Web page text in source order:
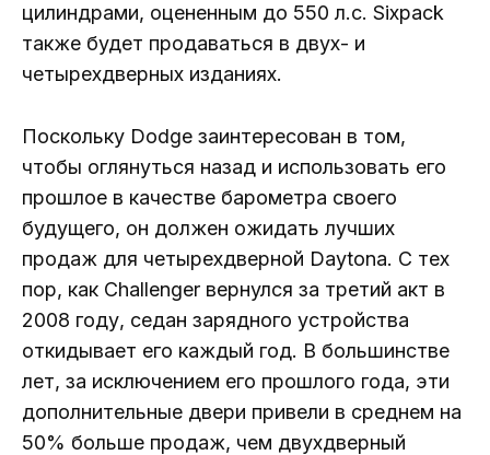
цилиндрами, оцененным до 550 л.с. Sixpack
также будет продаваться в двух- и
четырехдверных изданиях.
Поскольку Dodge заинтересован в том,
чтобы оглянуться назад и использовать его
прошлое в качестве барометра своего
будущего, он должен ожидать лучших
продаж для четырехдверной Daytona. С тех
пор, как Challenger вернулся за третий акт в
2008 году, седан зарядного устройства
откидывает его каждый год. В большинстве
лет, за исключением его прошлого года, эти
дополнительные двери привели в среднем на
50% больше продаж, чем двухдверный